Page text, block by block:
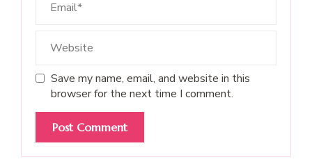
Save my name, email, and website in this
browser for the next time I comment.